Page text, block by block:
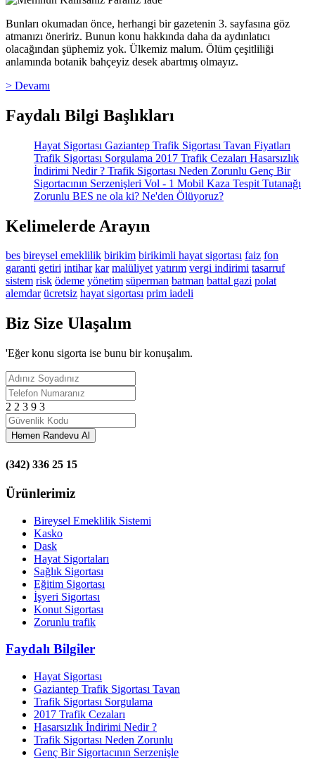
Bunları okumadan önce, herhangi bir gazetenin 3. sayfasına göz
atmanızı öneririz. Bunun konu hakkında daha da aydınlatıcı
olacağından şüphemiz yok. Ülkemiz malum. Ölüm çeşitliliği
anlamında botanik bahçeyiz desek abartmış olmayız.
> Devamı
Faydalı Bilgi Başlıkları
Hayat Sigortası Gaziantep Trafik Sigortası Tavan Fiyatları
Trafik Sigortası Sorgulama 2017 Trafik Cezaları Hasarsızlık
İndirimi Nedir ? Trafik Sigortası Neden Zorunlu Genç Bir
Sigortacının Serzenişleri Vol - 1 Mobil Kaza Tespit Tutanağı
Zorunlu BES ne ola ki? Ne'den Ölüyoruz?
Kelimelerde Arayın
bes bireysel emeklilik birikim birikimli hayat sigortası faiz fon
garanti getiri intihar kar malüliyet yatırım vergi indirimi tasarruf
sistem risk ödeme yönetim süperman batman battal gazi polat
alemdar ücretsiz hayat sigortası prim iadeli
Biz Size Ulaşalım
'Eğer konu sigorta ise bunu bir konuşalım.
2 2 3 9 3
Hemen Randevu Al
(342) 336 25 15
Ürünlerimiz
Bireysel Emeklilik Sistemi
Kasko
Dask
Hayat Sigortaları
Sağlık Sigortası
Eğitim Sigortası
İşyeri Sigortası
Konut Sigortası
Zorunlu trafik
Faydalı Bilgiler
Hayat Sigortası
Gaziantep Trafik Sigortası Tavan
Trafik Sigortası Sorgulama
2017 Trafik Cezaları
Hasarsızlık İndirimi Nedir ?
Trafik Sigortası Neden Zorunlu
Genç Bir Sigortacının Serzenişle